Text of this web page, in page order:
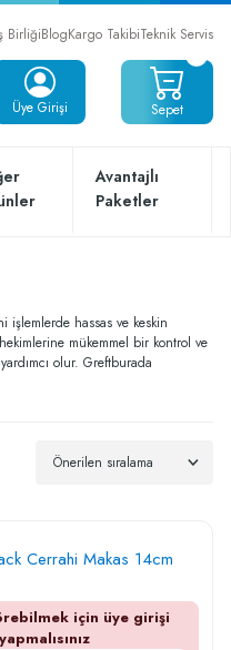
BirliğiBlogKargo TakibiTeknik Servis
Üye Girişi Sepet
Avantajlı
Paketler
işlemlerde hassas ve keskin
mükemmel bir kontrol ve
olur. Greftburada
Cerrahi Makas 14cm
için üye girişi
yapmalısınız